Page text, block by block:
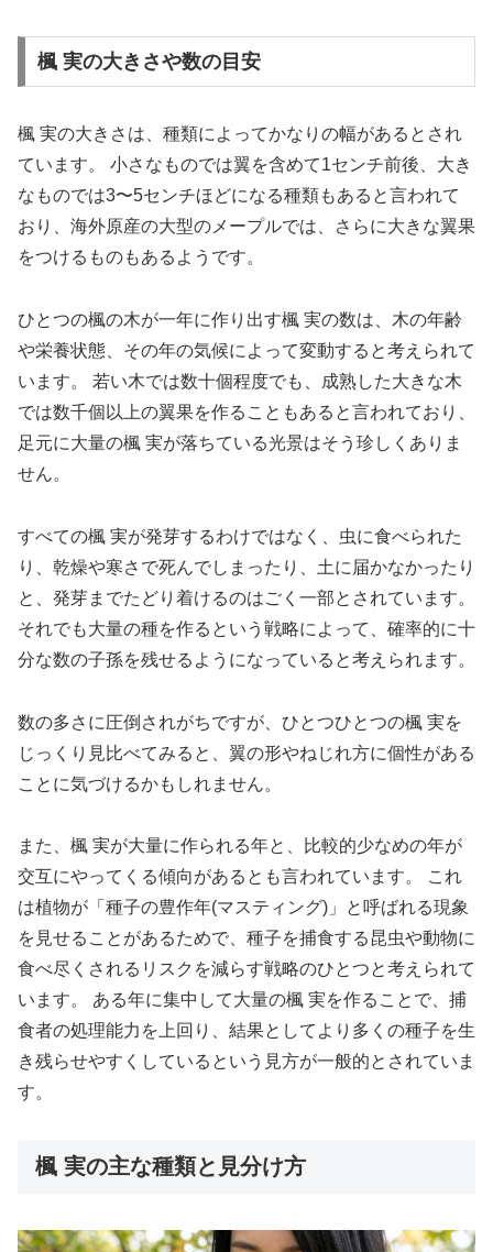
楓 実の大きさや数の目安
楓 実の大きさは、種類によってかなりの幅があるとされ
ています。 小さなものでは翼を含めて1センチ前後、大き
なものでは3〜5センチほどになる種類もあると言われて
おり、海外原産の大型のメープルでは、さらに大きな翼果
をつけるものもあるようです。
ひとつの楓の木が一年に作り出す楓 実の数は、木の年齢
や栄養状態、その年の気候によって変動すると考えられて
います。 若い木では数十個程度でも、成熟した大きな木
では数千個以上の翼果を作ることもあると言われており、
足元に大量の楓 実が落ちている光景はそう珍しくありま
せん。
すべての楓 実が発芽するわけではなく、虫に食べられた
り、乾燥や寒さで死んでしまったり、土に届かなかったり
と、発芽までたどり着けるのはごく一部とされています。
それでも大量の種を作るという戦略によって、確率的に十
分な数の子孫を残せるようになっていると考えられます。
数の多さに圧倒されがちですが、ひとつひとつの楓 実を
じっくり見比べてみると、翼の形やねじれ方に個性がある
ことに気づけるかもしれません。
また、楓 実が大量に作られる年と、比較的少なめの年が
交互にやってくる傾向があるとも言われています。 これ
は植物が「種子の豊作年(マスティング)」と呼ばれる現象
を見せることがあるためで、種子を捕食する昆虫や動物に
食べ尽くされるリスクを減らす戦略のひとつと考えられて
います。 ある年に集中して大量の楓 実を作ることで、捕
食者の処理能力を上回り、結果としてより多くの種子を生
き残らせやすくしているという見方が一般的とされていま
す。
楓 実の主な種類と見分け方